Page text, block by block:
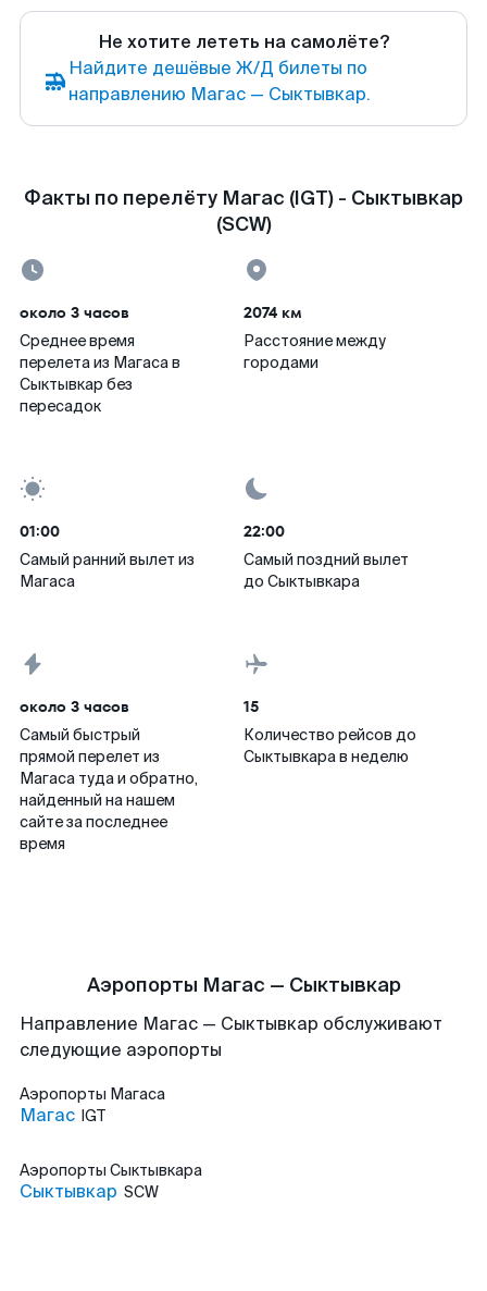
Не хотите лететь на самолёте?
Найдите дешёвые Ж/Д билеты по
направлению Магас — Сыктывкар.
Факты по перелёту Магас (IGT) - Сыктывкар
(SCW)
около 3 часов
Среднее время
перелета из Магаса в
Сыктывкар без
пересадок
2074 км
Расстояние между
городами
01:00
Самый ранний вылет из
Магаса
22:00
Самый поздний вылет
до Сыктывкара
около 3 часов
Самый быстрый
прямой перелет из
Магаса туда и обратно,
найденный на нашем
сайте за последнее
время
15
Количество рейсов до
Сыктывкара в неделю
Аэропорты Магас — Сыктывкар
Направление Магас — Сыктывкар обслуживают
следующие аэропорты
Аэропорты Магаса
Магас IGT
Аэропорты Сыктывкара
Сыктывкар SCW